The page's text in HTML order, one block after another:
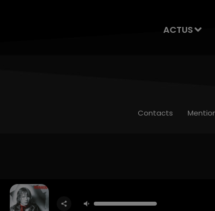
ACTUS
Contacts